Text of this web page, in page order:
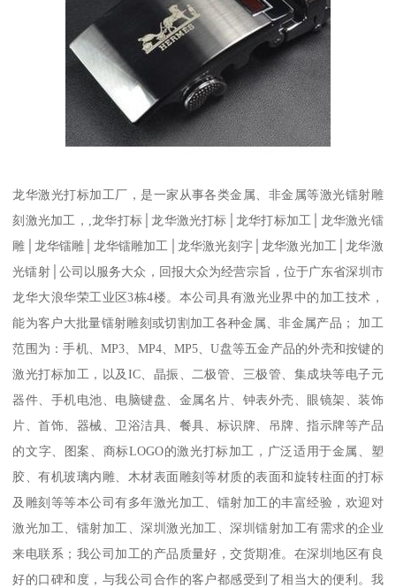
龙华激光打标加工厂，是一家从事各类金属、非金属等激光镭射雕
刻激光加工，,龙华打标│龙华激光打标│龙华打标加工│龙华激光镭
雕│龙华镭雕│龙华镭雕加工│龙华激光刻字│龙华激光加工│龙华激
光镭射│公司以服务大众，回报大众为经营宗旨，位于广东省深圳市
龙华大浪华荣工业区3栋4楼。本公司具有激光业界中的加工技术，
能为客户大批量镭射雕刻或切割加工各种金属、非金属产品； 加工
范围为：手机、MP3、MP4、MP5、U盘等五金产品的外壳和按键的
激光打标加工，以及IC、晶振、二极管、三极管、集成块等电子元
器件、手机电池、电脑键盘、金属名片、钟表外壳、眼镜架、装饰
片、首饰、器械、卫浴洁具、餐具、标识牌、吊牌、指示牌等产品
的文字、图案、商标LOGO的激光打标加工，广泛适用于金属、塑
胶、有机玻璃内雕、木材表面雕刻等材质的表面和旋转柱面的打标
及雕刻等等本公司有多年激光加工、镭射加工的丰富经验，欢迎对
激光加工、镭射加工、深圳激光加工、深圳镭射加工有需求的企业
来电联系；我公司加工的产品质量好，交货期准。在深圳地区有良
好的口碑和度，与我公司合作的客户都感受到了相当大的便利。我